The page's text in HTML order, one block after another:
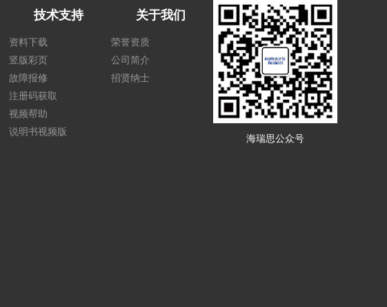
海瑞思公众号
技术支持
资料下载
竖版彩页
故障报修
注册码获取
视频帮助
说明书视频版
关于我们
荣誉资质
公司简介
招贤纳士